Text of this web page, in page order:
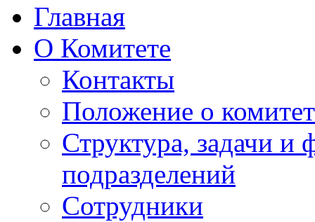
Главная
О Комитете
Контакты
Положение о
Структура, задачи и
подразделений
Сотрудники